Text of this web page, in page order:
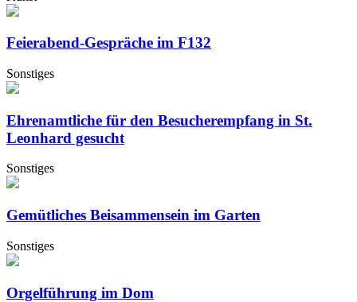
Feierabend-Gespräche im F132
Sonstiges
Ehrenamtliche für den Besucherempfang in St.
Leonhard gesucht
Sonstiges
Gemütliches Beisammensein im Garten
Sonstiges
Orgelführung im Dom